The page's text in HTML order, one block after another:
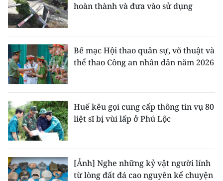
hoàn thành và đưa vào sử dụng
Bế mạc Hội thao quân sự, võ thuật và
thể thao Công an nhân dân năm 2026
Huế kêu gọi cung cấp thông tin vụ 80
liệt sĩ bị vùi lấp ở Phú Lộc
[Ảnh] Nghe những kỷ vật người lính
từ lòng đất đá cao nguyên kể chuyện